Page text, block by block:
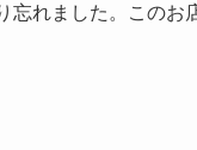
れました。このお